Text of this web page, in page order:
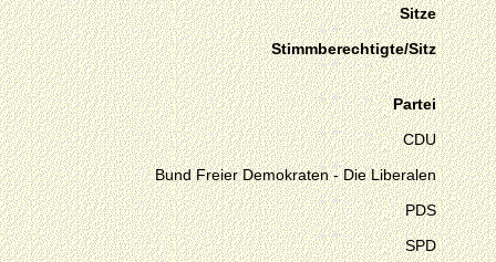
Sitze
Stimmberechtigte/Sitz
Partei
CDU
Bund Freier Demokraten - Die Liberalen
PDS
SPD